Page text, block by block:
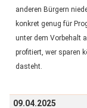
anderen Bürgern
konkret genug für
unter dem Vorbehalt
profitiert, wer sparen
dasteht.
09.04.2025